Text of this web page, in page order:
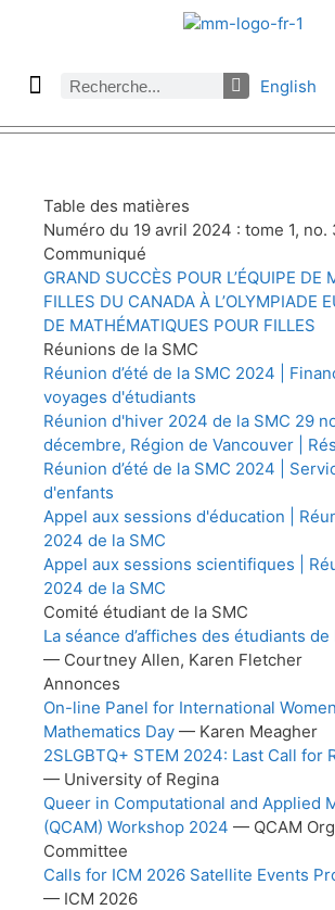
English
Table des matières
Numéro du 19 avril 2024 : tome 1, no.
Communiqué
GRAND SUCCÈS POUR L’ÉQUIPE DE
FILLES DU CANADA À L’OLYMPIADE
DE MATHÉMATIQUES POUR FILLES
Réunions de la SMC
Réunion d’été de la SMC 2024 |
voyages d'étudiants
Réunion d'hiver 2024 de la SMC 29
décembre, Région de Vancouver |
Réunion d’été de la SMC 2024 |
d'enfants
Appel aux sessions d'éducation |
2024 de la SMC
Appel aux sessions scientifiques |
2024 de la SMC
Comité étudiant de la SMC
La séance d’affiches des étudiants de
— Courtney Allen, Karen Fletcher
Annonces
On-line Panel for International
Mathematics Day — Karen Meagher
2SLGBTQ+ STEM 2024: Last Call for
— University of Regina
Queer in Computational and Applied
(QCAM) Workshop 2024 — QCAM
Committee
Calls for ICM 2026 Satellite Events
— ICM 2026